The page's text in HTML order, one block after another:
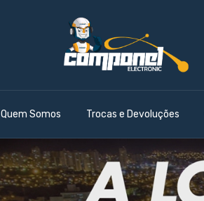
Quem Somos Trocas e Devoluções